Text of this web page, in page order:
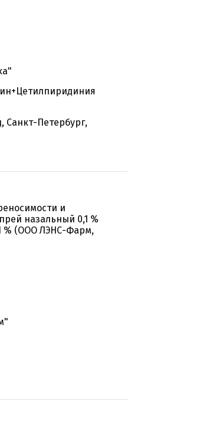
Санкт-Петербург,
и
назальный 0,1 %
% (ООО ЛЭНС-Фарм,